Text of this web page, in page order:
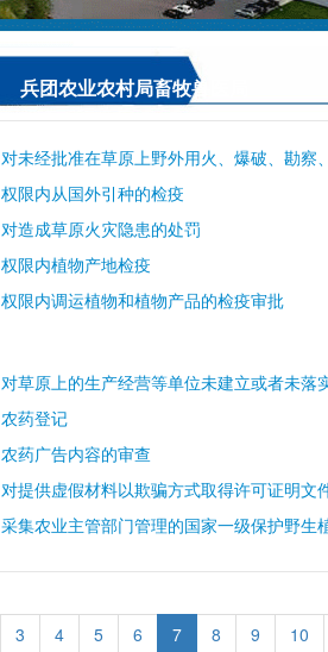
兵团农业农村局畜牧兽医局
权限内从国外引种的检疫
对造成草原火灾隐患的处罚
权限内植物产地检疫
权限内调运植物和植物产品的检疫审批
对草原上的生产经营等单位未建立或者未落
农药登记
农药广告内容的审查
采集农业主管部门管理的国家一级保护野生
3 4 5 6 7 8 9 10